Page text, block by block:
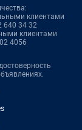
клиентами
640 34 32
клиентами
4056